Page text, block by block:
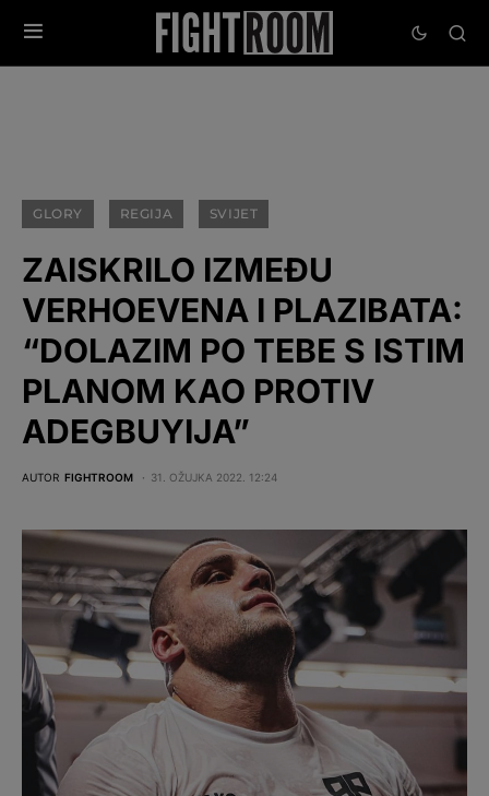
GLORY REGIJA SVIJET
ZAISKRILO IZMEĐU
VERHOEVENA I PLAZIBATA:
“DOLAZIM PO TEBE S ISTIM
PLANOM KAO PROTIV
ADEGBUYIJA”
AUTOR FIGHTROOM 31. OŽUJKA 2022. 12:24